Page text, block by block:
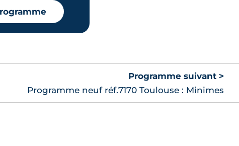
Programme suivant >
Programme neuf réf.7170 Toulouse : Minimes